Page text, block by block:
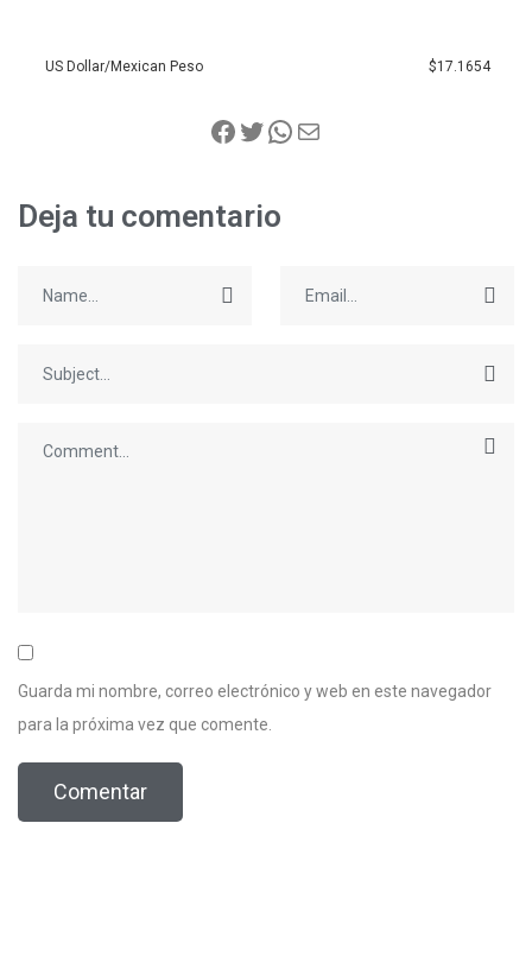
US Dollar/Mexican Peso $17.1654
Deja tu comentario
Guarda mi nombre, correo electrónico y web en este navegador
para la próxima vez que comente.